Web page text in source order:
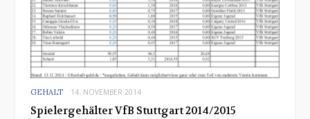
GEHALT 14. NOVEMBER 2014
Spielergehälter VfB Stuttgart 2014/2015